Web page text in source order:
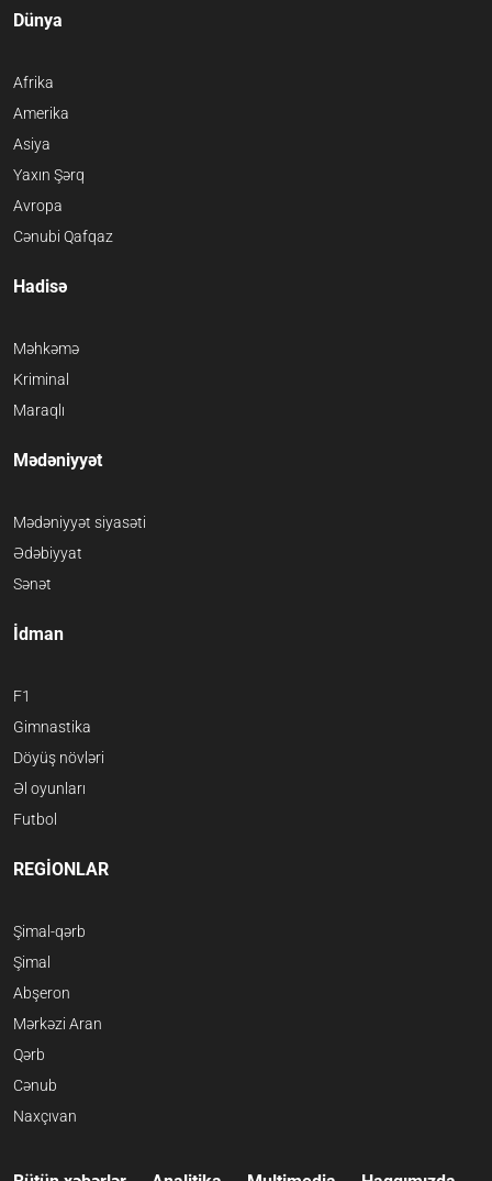
Dünya
Afrika
Amerika
Asiya
Yaxın Şərq
Avropa
Cənubi Qafqaz
Hadisə
Məhkəmə
Kriminal
Maraqlı
Mədəniyyət
Mədəniyyət siyasəti
Ədəbiyyat
Sənət
İdman
F1
Gimnastika
Döyüş növləri
Əl oyunları
Futbol
REGİONLAR
Şimal-qərb
Şimal
Abşeron
Mərkəzi Aran
Qərb
Cənub
Naxçıvan